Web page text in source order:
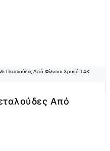
Πεταλούδες Από Φίλντισι Χρυσό 14Κ
Από